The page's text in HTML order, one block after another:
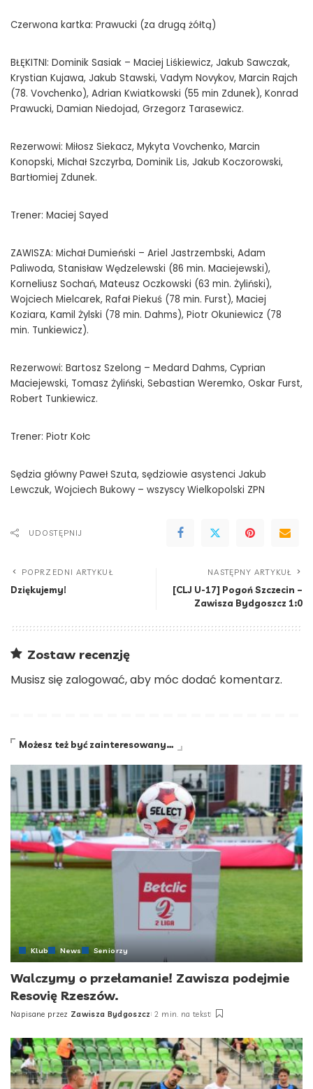
Czerwona kartka: Prawucki (za drugą żółtą)
BŁĘKITNI: Dominik Sasiak – Maciej Liśkiewicz, Jakub Sawczak,
Krystian Kujawa, Jakub Stawski, Vadym Novykov, Marcin Rajch
(78. Vovchenko), Adrian Kwiatkowski (55 min Zdunek), Konrad
Prawucki, Damian Niedojad, Grzegorz Tarasewicz.
Rezerwowi: Miłosz Siekacz, Mykyta Vovchenko, Marcin
Konopski, Michał Szczyrba, Dominik Lis, Jakub Koczorowski,
Bartłomiej Zdunek.
Trener: Maciej Sayed
ZAWISZA: Michał Dumieński – Ariel Jastrzembski, Adam
Paliwoda, Stanisław Wędzelewski (86 min. Maciejewski),
Korneliusz Sochań, Mateusz Oczkowski (63 min. Żyliński),
Wojciech Mielcarek, Rafał Piekuś (78 min. Furst), Maciej
Koziara, Kamil Żylski (78 min. Dahms), Piotr Okuniewicz (78
min. Tunkiewicz).
Rezerwowi: Bartosz Szelong – Medard Dahms, Cyprian
Maciejewski, Tomasz Żyliński, Sebastian Weremko, Oskar Furst,
Robert Tunkiewicz.
Trener: Piotr Kołc
Sędzia główny Paweł Szuta, sędziowie asystenci Jakub
Lewczuk, Wojciech Bukowy – wszyscy Wielkopolski ZPN
UDOSTĘPNIJ
POPRZEDNI ARTYKUŁ
Dziękujemy!
NASTĘPNY ARTYKUŁ
[CLJ U-17] Pogoń Szczecin –
Zawisza Bydgoszcz 1:0
Zostaw recenzję
Musisz się zalogować, aby móc dodać komentarz.
Możesz też być zainteresowany…
Klub News Seniorzy
Walczymy o przełamanie! Zawisza podejmie
Resovię Rzeszów.
Posted
Napisane przez Zawisza Bydgoszcz 2 min. na tekst